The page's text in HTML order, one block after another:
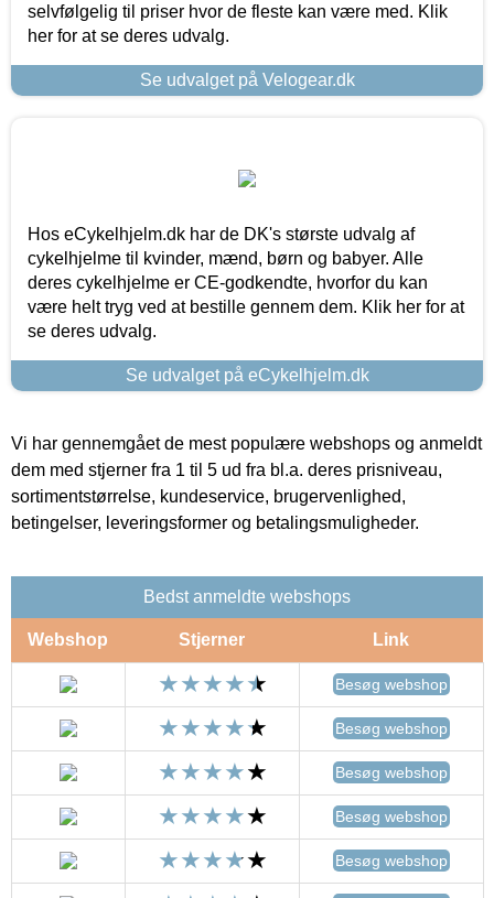
selvfølgelig til priser hvor de fleste kan være med. Klik
her for at se deres udvalg.
Se udvalget på Velogear.dk
Hos eCykelhjelm.dk har de DK's største udvalg af
cykelhjelme til kvinder, mænd, børn og babyer. Alle
deres cykelhjelme er CE-godkendte, hvorfor du kan
være helt tryg ved at bestille gennem dem. Klik her for at
se deres udvalg.
Se udvalget på eCykelhjelm.dk
Vi har gennemgået de mest populære webshops og anmeldt
dem med stjerner fra 1 til 5 ud fra bl.a. deres prisniveau,
sortimentstørrelse, kundeservice, brugervenlighed,
betingelser, leveringsformer og betalingsmuligheder.
Bedst anmeldte webshops
Webshop Stjerner Link
Besøg webshop
Besøg webshop
Besøg webshop
Besøg webshop
Besøg webshop